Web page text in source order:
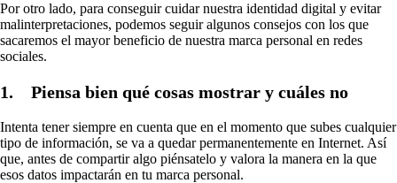
Por otro lado, para conseguir cuidar nuestra identidad digital y evitar
malinterpretaciones, podemos seguir algunos consejos con los que
sacaremos el mayor beneficio de nuestra marca personal en redes
sociales.
1. Piensa bien qué cosas mostrar y cuáles no
Intenta tener siempre en cuenta que en el momento que subes cualquier
tipo de información, se va a quedar permanentemente en Internet. Así
que, antes de compartir algo piénsatelo y valora la manera en la que
esos datos impactarán en tu marca personal.